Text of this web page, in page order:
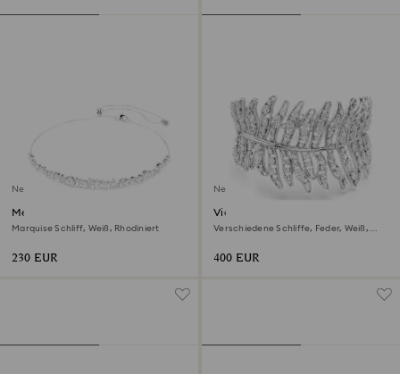
Neu
Mesmera Halsband
Marquise Schliff, Weiß, Rhodiniert
230 EUR
Neu
Vienna Armband
Verschiedene Schliffe, Feder, Weiß,
400 EUR